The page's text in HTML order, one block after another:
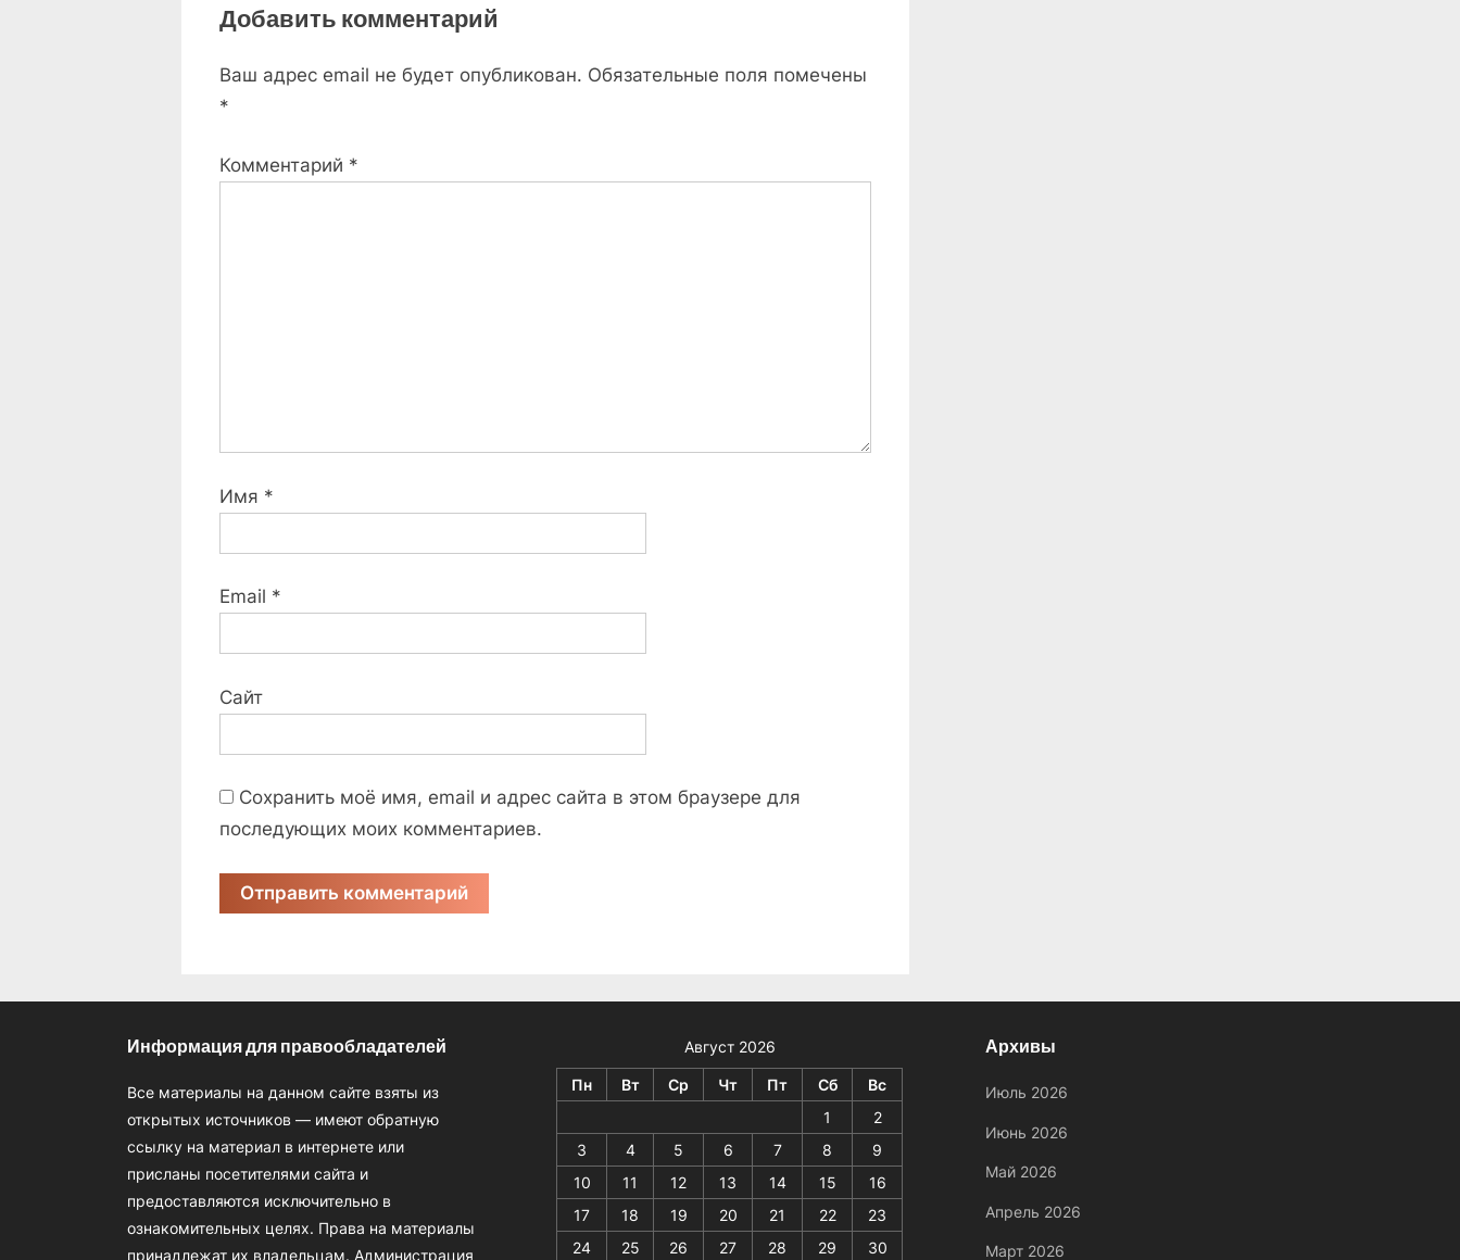
записям
v
o
P
o
:
Добавить комментарий
Ваш адрес email не будет опубликован. Обязательные поля помечены
*
Комментарий *
Имя *
Email *
Сайт
Сохранить моё имя, email и адрес сайта в этом браузере для
последующих моих комментариев.
Информация для правообладателей
Все материалы на данном сайте взяты из
открытых источников — имеют обратную
ссылку на материал в интернете или
присланы посетителями сайта и
предоставляются исключительно в
ознакомительных целях. Права на материалы
принадлежат их владельцам. Администрация
Август 2026
Пн Вт Ср Чт Пт Сб
Вс
1
2
3
4 5 6 7 8
9
10
11 12 13 14 15
16
17
18 19 20 21 22
23
24
25 26 27 28 29 30
Архивы
Июль 2026
Июнь 2026
Май 2026
Апрель 2026
Март 2026